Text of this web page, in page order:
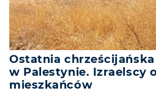
Ostatnia
w Palestynie. Izraelscy
mieszkańców